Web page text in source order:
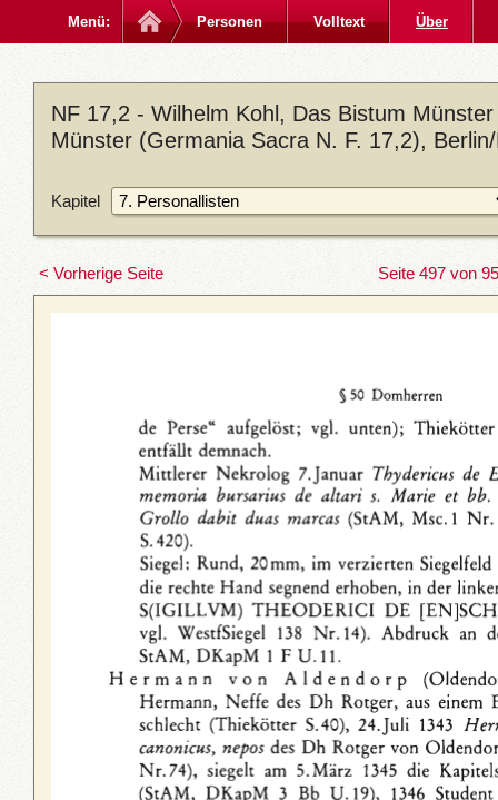
Menü: Personen Volltext Über
NF 17,2 - Wilhelm Kohl, Das Bistum
Münster (Germania Sacra N. F. 17,2),
Kapitel
< Vorherige Seite Seite 497 von